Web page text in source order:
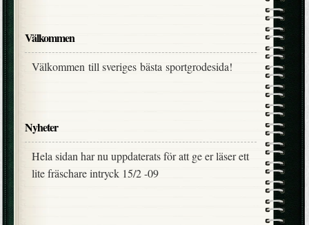
Välkommen
Välkommen till sveriges bästa sportgrodesida!
Nyheter
Hela sidan har nu uppdaterats för att ge er läser ett
lite fräschare intryck 15/2 -09